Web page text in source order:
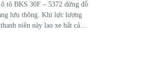
tô BKS 30F – 5372 dừng đỗ
lưu thông. Khi lực lượng
niên này lao xe hất cảnh